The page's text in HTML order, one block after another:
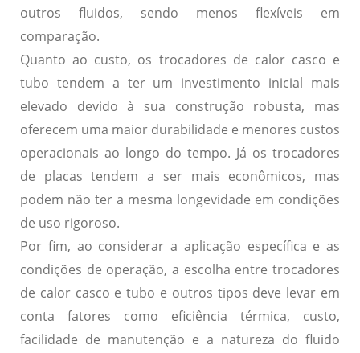
outros fluidos, sendo menos flexíveis em
comparação.
Quanto ao custo, os trocadores de calor casco e
tubo tendem a ter um investimento inicial mais
elevado devido à sua construção robusta, mas
oferecem uma maior durabilidade e menores custos
operacionais ao longo do tempo. Já os trocadores
de placas tendem a ser mais econômicos, mas
podem não ter a mesma longevidade em condições
de uso rigoroso.
Por fim, ao considerar a aplicação específica e as
condições de operação, a escolha entre trocadores
de calor casco e tubo e outros tipos deve levar em
conta fatores como eficiência térmica, custo,
facilidade de manutenção e a natureza do fluido